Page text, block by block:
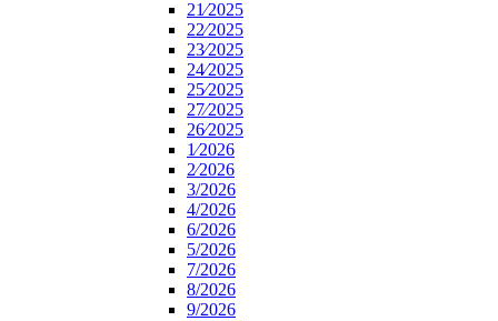
21⁄2025
22⁄2025
23⁄2025
24⁄2025
25⁄2025
27⁄2025
26⁄2025
1⁄2026
2⁄2026
3/2026
4/2026
6/2026
5/2026
7/2026
8/2026
9/2026